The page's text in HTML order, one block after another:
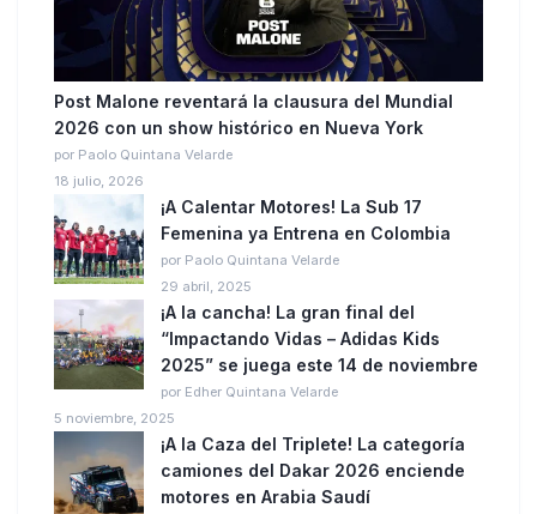
Post Malone reventará la clausura del Mundial
2026 con un show histórico en Nueva York
por Paolo Quintana Velarde
18 julio, 2026
¡A Calentar Motores! La Sub 17
Femenina ya Entrena en Colombia
por Paolo Quintana Velarde
29 abril, 2025
¡A la cancha! La gran final del
“Impactando Vidas – Adidas Kids
2025” se juega este 14 de noviembre
por Edher Quintana Velarde
5 noviembre, 2025
¡A la Caza del Triplete! La categoría
camiones del Dakar 2026 enciende
motores en Arabia Saudí